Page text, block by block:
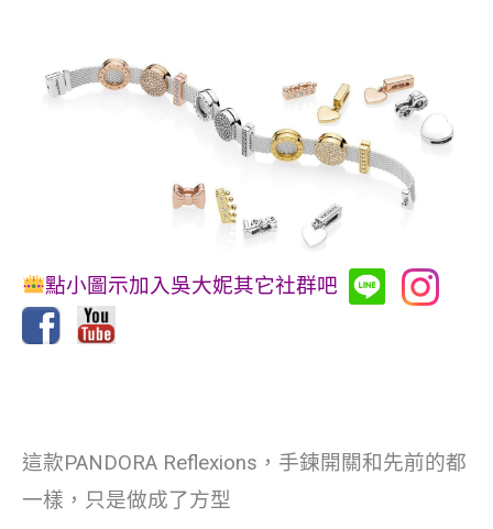
點小圖示加入吳大妮其它社群吧
這款PANDORA Reflexions，手鍊開關和先前的都
一樣，只是做成了方型